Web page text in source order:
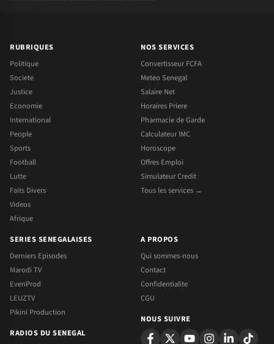
RUBRIQUES
Politique
Societe
Justice
Economie
International
People
Sports
Football
Lutte
Faits Divers
Videos
Afrique
NOS SERVICES
Convertisseur FCFA
Meteo Senegal
Salaire Net
Horaires Priere
Pharmacie de Garde
Calculateur IMC
Horoscope
Offres Emploi
Simulateur Credit
Tous les services →
SERIES SENEGALAISES
Derniers Episodes
Marodi TV
EvenProd
LEUZTV
Pikini Production
RADIOS DU SENEGAL
A PROPOS
Qui sommes-nous
Contact
Confidentialite
CGU
NOUS SUIVRE